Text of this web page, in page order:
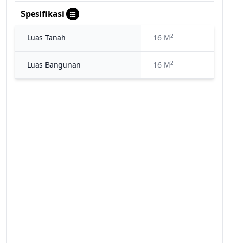
Spesifikasi
Luas Tanah 16 M2
Luas Bangunan 16 M2